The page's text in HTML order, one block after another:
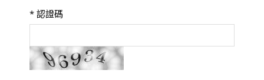
* 認證碼